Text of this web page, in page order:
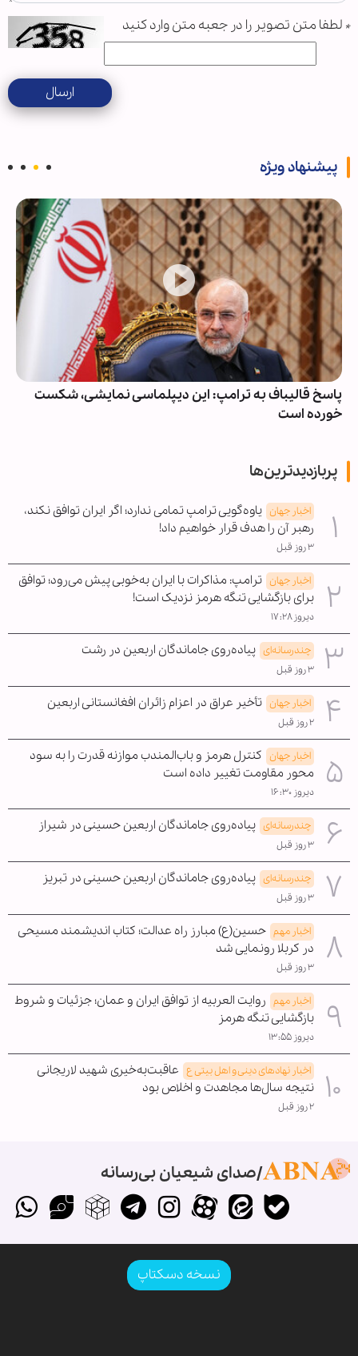
* لطفا متن تصویر را در جعبه متن وارد کنید
ارسال
پیشنهاد ویژه
پاسخ قالیباف به ترامپ: این دیپلماسی نمایشی، شکست
خورده است
پربازدیدترین‌ها
اخبار جهان یاوه‌گویی ترامپ تمامی ندارد؛ اگر ایران توافق نکند،
رهبر آن را هدف قرار خواهیم داد!
۳ روز قبل
اخبار جهان ترامپ: مذاکرات با ایران به‌خوبی پیش می‌رود؛ توافق
برای بازگشایی تنگه هرمز نزدیک است!
دیروز ۱۷:۲۸
چندرسانه‌ای پیاده‌روی جاماندگان اربعین در رشت
۳ روز قبل
اخبار جهان تأخیر عراق در اعزام زائران افغانستانی اربعین
۲ روز قبل
اخبار جهان کنترل هرمز و باب‌المندب موازنه قدرت را به سود
محور مقاومت تغییر داده است
دیروز ۱۶:۳۰
چندرسانه‌ای پیاده‌روی جاماندگان اربعین حسینی در شیراز
۳ روز قبل
چندرسانه‌ای پیاده‌روی جاماندگان اربعین حسینی در تبریز
۳ روز قبل
اخبار مهم حسین(ع) مبارز راه عدالت؛ کتاب اندیشمند مسیحی
در کربلا رونمایی شد
۳ روز قبل
اخبار مهم روایت العربیه از توافق ایران و عمان؛ جزئیات و شروط
بازگشایی تنگه هرمز
دیروز ۱۳:۵۵
اخبار نهادهای دینی و اهل بیتی ع عاقبت‌به‌خیری شهید لاریجانی
نتیجه سال‌ها مجاهدت و اخلاص بود
۲ روز قبل
صدای شیعیان بی‌رسانه
نسخه دسکتاپ